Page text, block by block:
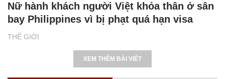
THẾ GIỚI
Nữ hành khách người Việt khỏa thân ở sân
bay Philippines vì bị phạt quá hạn visa
XEM THÊM BÀI VIẾT